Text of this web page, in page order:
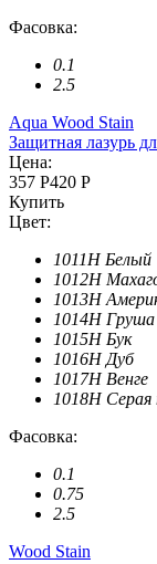
Фасовка:
0.1
2.5
Aqua Wood Stain
Защитная лазурь
Цена:
357 Р420 Р
Купить
Цвет:
1011H Белый
1012H
1013H
1014H Груша
1015H Бук
1016H Дуб
1017H Венге
1018H
Фасовка:
0.1
0.75
2.5
Wood Stain